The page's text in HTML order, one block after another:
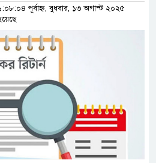
পূর্বাহ্ন, বুধবার, ১৩ অগাস্ট ২০২৫